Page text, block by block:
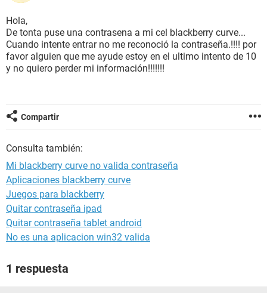
Hola,
De tonta puse una contrasena a mi cel blackberry curve...
Cuando intente entrar no me reconoció la contraseña.!!!! por
favor alguien que me ayude estoy en el ultimo intento de 10
y no quiero perder mi información!!!!!!!
Compartir
Consulta también:
Mi blackberry curve no valida contraseña
Aplicaciones blackberry curve
Juegos para blackberry
Quitar contraseña ipad
Quitar contraseña tablet android
No es una aplicacion win32 valida
1 respuesta